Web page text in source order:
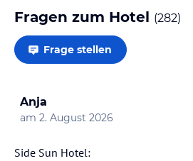
Fragen zum Hotel (282)
Frage stellen
Anja
am 2. August 2026
Side Sun Hotel: